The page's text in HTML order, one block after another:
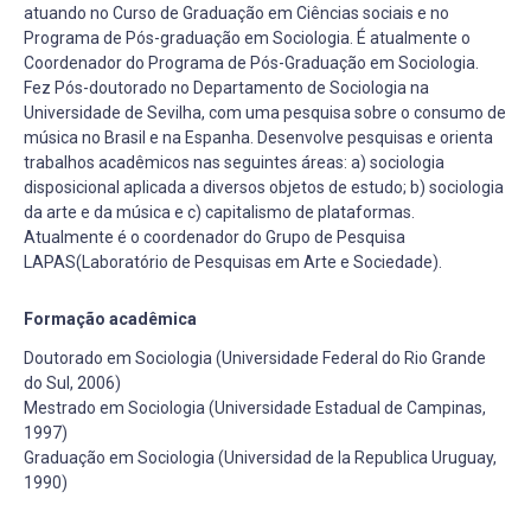
atuando no Curso de Graduação em Ciências sociais e no
Programa de Pós-graduação em Sociologia. É atualmente o
Coordenador do Programa de Pós-Graduação em Sociologia.
Fez Pós-doutorado no Departamento de Sociologia na
Universidade de Sevilha, com uma pesquisa sobre o consumo de
música no Brasil e na Espanha. Desenvolve pesquisas e orienta
trabalhos acadêmicos nas seguintes áreas: a) sociologia
disposicional aplicada a diversos objetos de estudo; b) sociologia
da arte e da música e c) capitalismo de plataformas.
Atualmente é o coordenador do Grupo de Pesquisa
LAPAS(Laboratório de Pesquisas em Arte e Sociedade).
Formação acadêmica
Doutorado em Sociologia (Universidade Federal do Rio Grande
do Sul, 2006)
Mestrado em Sociologia (Universidade Estadual de Campinas,
1997)
Graduação em Sociologia (Universidad de la Republica Uruguay,
1990)